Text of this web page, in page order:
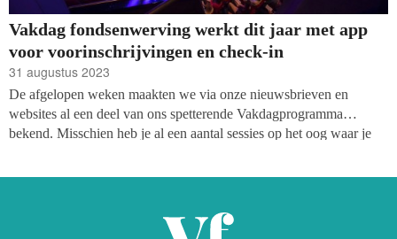
Vakdag fondsenwerving werkt dit jaar met app
voor voorinschrijvingen en check-in
31 augustus 2023
De afgelopen weken maakten we via onze nieuwsbrieven en
websites al een deel van ons spetterende Vakdagprogramma
bekend. Misschien heb je al een aantal sessies op het oog waar je
plekje bij een workshop of panel al vooraf kunnen reserveren. De
voorinschrijvingen openen voor tickethouders in de week van 11